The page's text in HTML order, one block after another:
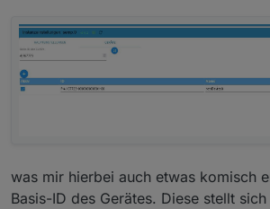
was mir hierbei auch etwas komisch
Basis-ID des Gerätes. Diese stellt